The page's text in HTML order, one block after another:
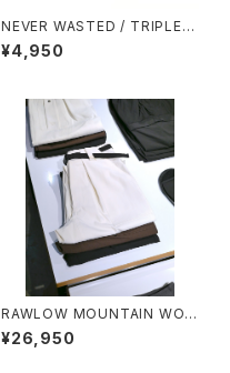
NEVER WASTED / TRIPLEY
ES（MA-1）
¥4,950
RAWLOW MOUNTAIN WOR
KS / HIKER BAKER PANTS
¥26,950